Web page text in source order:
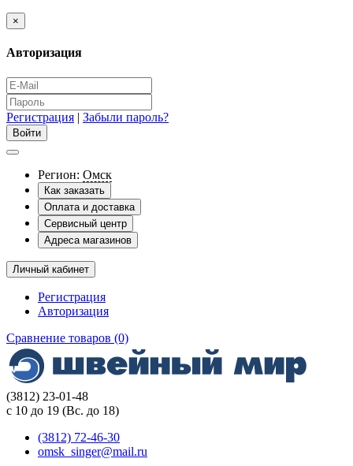
×
Авторизация
Регистрация | Забыли пароль?
Регион: Омск
Как заказать
Оплата и доставка
Сервисный центр
Адреса магазинов
Личный кабинет
Регистрация
Авторизация
Сравнение товаров (0)
(3812) 23-01-48
с 10 до 19 (Вс. до 18)
(3812) 72-46-30
omsk_singer@mail.ru